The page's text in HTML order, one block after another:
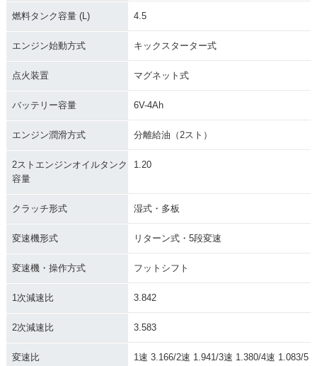
燃料タンク容量 (L) 4.5
エンジン始動方式 キックスターター式
点火装置 マグネット式
バッテリー容量 6V-4Ah
エンジン潤滑方式 分離給油（2スト）
2ストエンジンオイルタンク
容量
1.20
クラッチ形式 湿式・多板
変速機形式 リターン式・5段変速
変速機・操作方式 フットシフト
1次減速比 3.842
2次減速比 3.583
変速比
1速 3.166/2速 1.941/3速 1.380/4速 1.083/5